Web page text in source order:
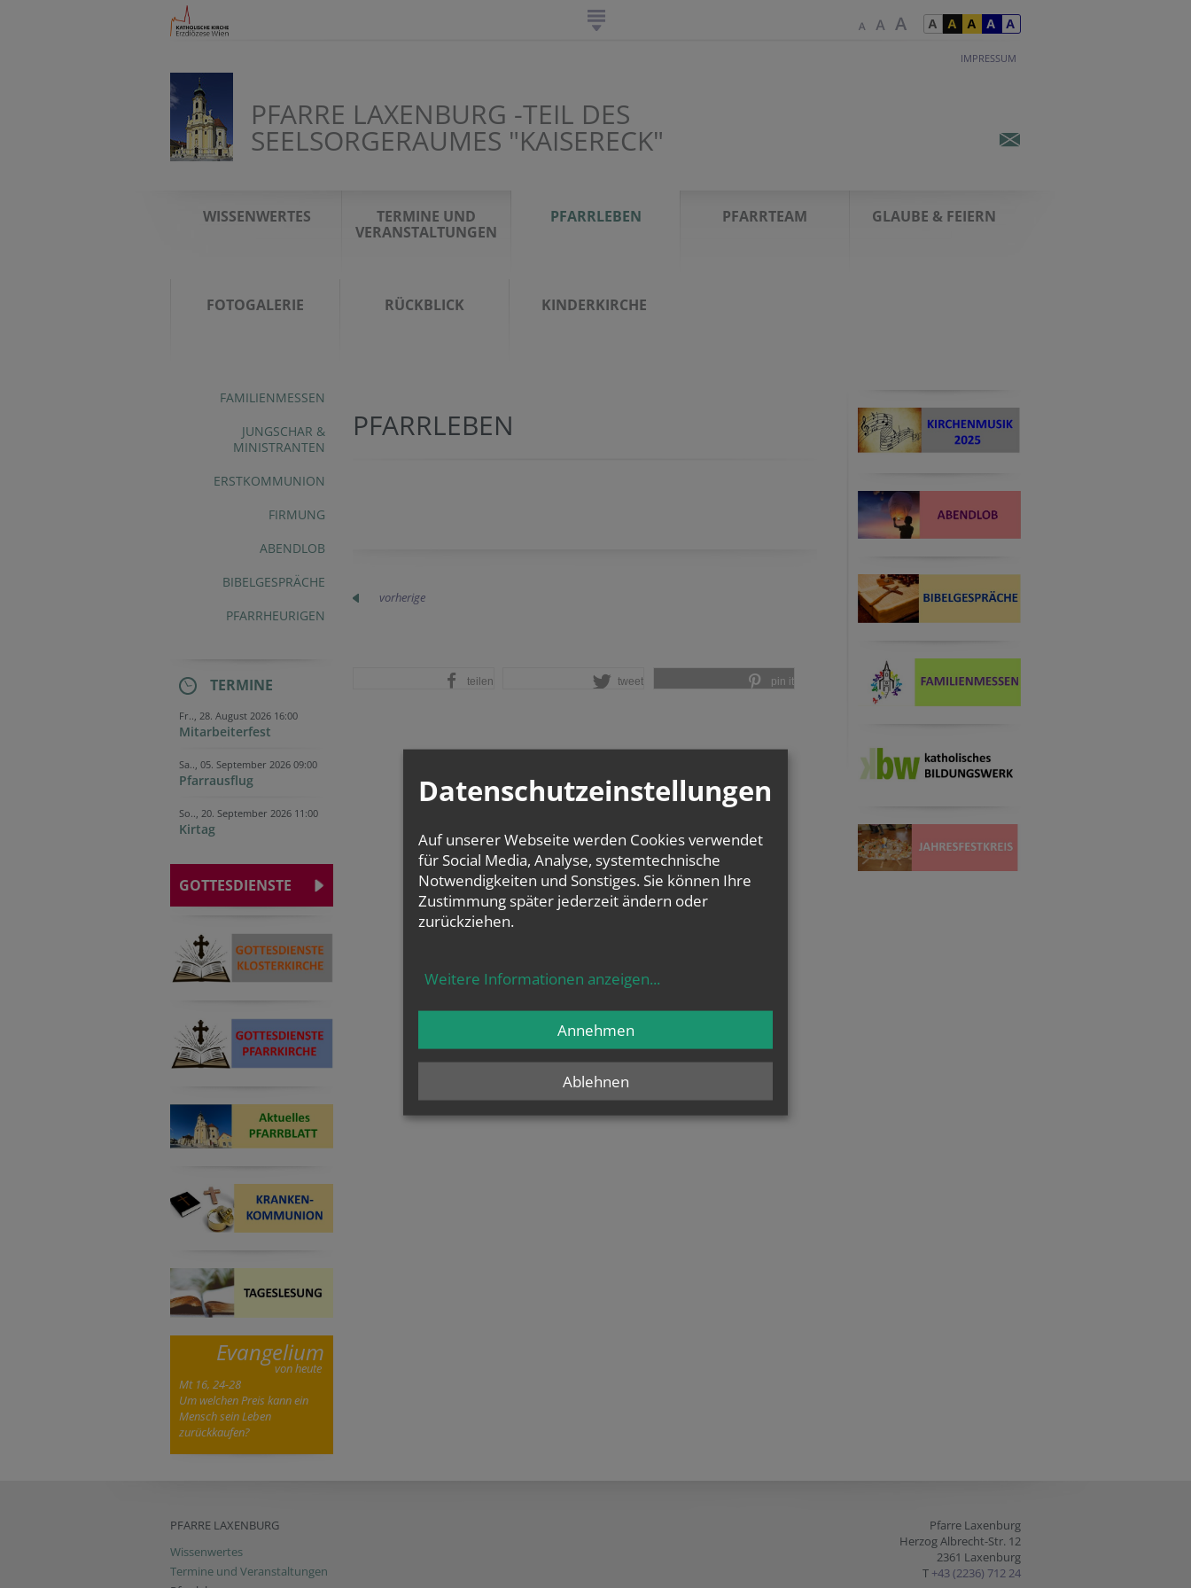
IMPRESSUM
PFARRE LAXENBURG -TEIL DES
SEELSORGERAUMES "KAISERECK"
WISSENWERTES
TERMINE UND
VERANSTALTUNGEN
PFARRLEBEN PFARRTEAM GLAUBE & FEIERN
FOTOGALERIE RÜCKBLICK KINDERKIRCHE
FAMILIENMESSEN
JUNGSCHAR &
MINISTRANTEN
ERSTKOMMUNION
FIRMUNG
ABENDLOB
BIBELGESPRÄCHE
PFARRHEURIGEN
TERMINE
Fr.., 28. August 2026 16:00
Mitarbeiterfest
Sa.., 05. September 2026 09:00
Pfarrausflug
So.., 20. September 2026 11:00
Kirtag
GOTTESDIENSTE
Evangelium
von heute
Mt 16, 24-28
Um welchen Preis kann ein
Mensch sein Leben
zurückkaufen?
PFARRLEBEN
vorherige
teilen tweet pin it
PFARRE LAXENBURG
Wissenwertes
Termine und Veranstaltungen
Pfarre Laxenburg
Herzog Albrecht-Str. 12
2361 Laxenburg
T +43 (2236) 712 24
Datenschutzeinstellungen
Auf unserer Webseite werden Cookies verwendet
für Social Media, Analyse, systemtechnische
Notwendigkeiten und Sonstiges. Sie können Ihre
Zustimmung später jederzeit ändern oder
zurückziehen.
Weitere Informationen anzeigen...
Ablehnen
Annehmen